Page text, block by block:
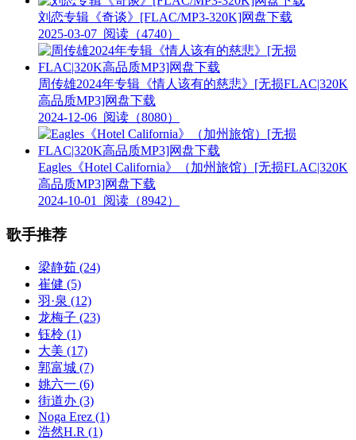
刘恋专辑《奇谈》[FLAC/MP3-320K]网盘下载
2025-03-07 阅读（4740）
周传雄2024年专辑《情人该有的慈悲》[无损FLAC|320K
高品质MP3]网盘下载
2024-12-06 阅读（8080）
Eagles《Hotel California》（加州旅馆）[无损FLAC|320K
高品质MP3]网盘下载
2024-10-01
阅读（8942）
歌手推荐
梁静茹 (24)
崔健 (5)
羽·泉 (12)
龙梅子 (23)
钰柃 (1)
大美 (17)
郭富城 (7)
姚六一 (6)
街道办 (3)
Noga Erez (1)
浩然H.R (1)